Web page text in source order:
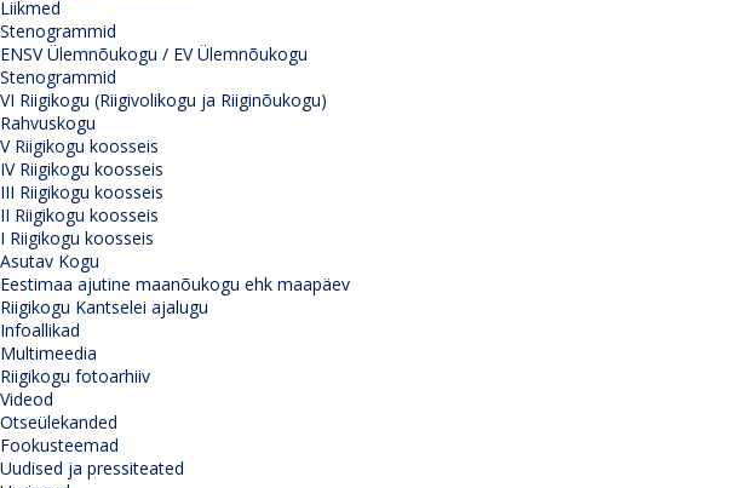
Liikmed
Stenogrammid
ENSV Ülemnõukogu / EV Ülemnõukogu
Stenogrammid
VI Riigikogu (Riigivolikogu ja Riiginõukogu)
Rahvuskogu
V Riigikogu koosseis
IV Riigikogu koosseis
III Riigikogu koosseis
II Riigikogu koosseis
I Riigikogu koosseis
Asutav Kogu
Eestimaa ajutine maanõukogu ehk maapäev
Riigikogu Kantselei ajalugu
Infoallikad
Multimeedia
Riigikogu fotoarhiiv
Videod
Otseülekanded
Fookusteemad
Uudised ja pressiteated